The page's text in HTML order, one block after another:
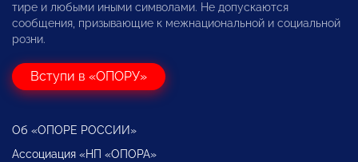
тире и любыми иными символами. Не допускаются
сообщения, призывающие к межнациональной и социальной
розни.
Вступи в «ОПОРУ»
Об «ОПОРЕ РОССИИ»
Ассоциация «НП «ОПОРА»